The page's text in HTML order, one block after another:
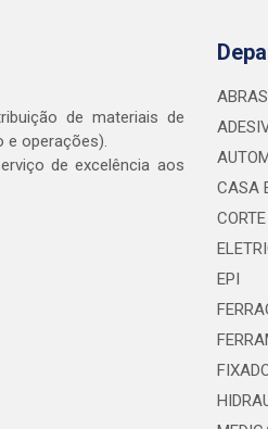
de materiais de
e operações).
de excelência aos
CASA
CORTE
EPI